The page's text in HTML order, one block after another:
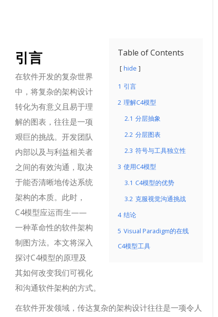
Table of Contents
hide
1 引言
2 理解C4模型
2.1 分层抽象
2.2 分层图表
2.3 符号与工具独立性
3 使用C4模型
3.1 C4模型的优势
3.2 克服视觉沟通挑战
4 结论
5 Visual Paradigm的在线
C4模型工具
引言
在软件开发的复杂世界
中，将复杂的架构设计
转化为有意义且易于理
解的图表，往往是一项
艰巨的挑战。开发团队
内部以及与利益相关者
之间的有效沟通，取决
于能否清晰地传达系统
架构的本质。此时，
C4模型应运而生——
一种革命性的软件架构
制图方法。本文将深入
探讨C4模型的原理及
其如何改变我们可视化
和沟通软件架构的方式。
在软件开发领域，传达复杂的架构设计往往是一项令人